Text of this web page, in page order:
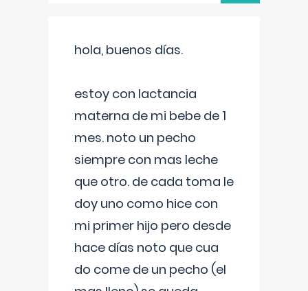
hola, buenos días.
estoy con lactancia
materna de mi bebe de 1
mes. noto un pecho
siempre con mas leche
que otro. de cada toma le
doy uno como hice con
mi primer hijo pero desde
hace días noto que cua
do come de un pecho (el